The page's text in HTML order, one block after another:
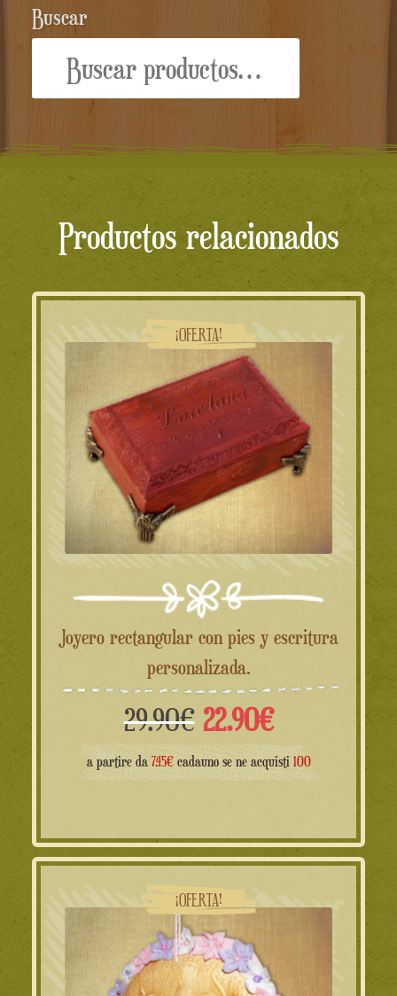
Buscar
Productos relacionados
¡OFERTA!
Joyero rectangular con pies y escritura
personalizada.
29.90€ El
precio
era:
29.90€.
22.90€El
precio
es:
22.90€.
a partire da 7.45€cadauno se ne acquisti 100
¡OFERTA!